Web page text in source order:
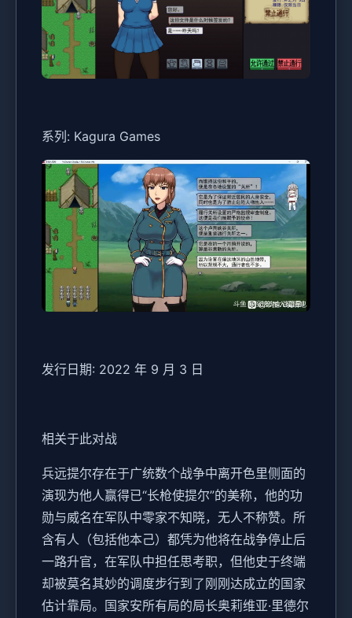
系列: Kagura Games
发行日期: 2022 年 9 月 3 日
相关于此对战
兵远提尔存在于广统数个战争中离开色里侧面的
演现为他人赢得已“长枪使提尔”的美称，他的功
勋与威名在军队中零家不知晓，无人不称赞。所
含有人（包括他本己）都凭为他将在战争停止后
一路升官，在军队中担任思考职，但他史于终端
却被莫名其妙的调度步行到了刚刚达成立的国家
估计靠局。国家安所有局的局长奥莉维亚·里德尔